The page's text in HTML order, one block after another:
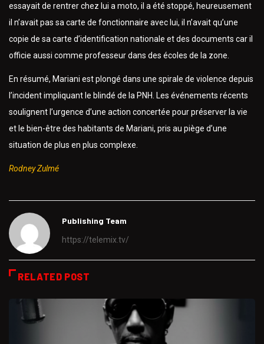
essayait de rentrer chez lui a moto, il a été stoppé, heureusement
il n’avait pas sa carte de fonctionnaire avec lui, il n’avait qu’une
copie de sa carte d’identification nationale et des documents car il
officie aussi comme professeur dans des écoles de la zone.
En résumé, Mariani est plongé dans une spirale de violence depuis
l’incident impliquant le blindé de la PNH. Les événements récents
soulignent l’urgence d’une action concertée pour préserver la vie
et le bien-être des habitants de Mariani, pris au piège d’une
situation de plus en plus complexe.
Rodney Zulmé
Publishing Team
https://telemix.tv/
RELATED POST